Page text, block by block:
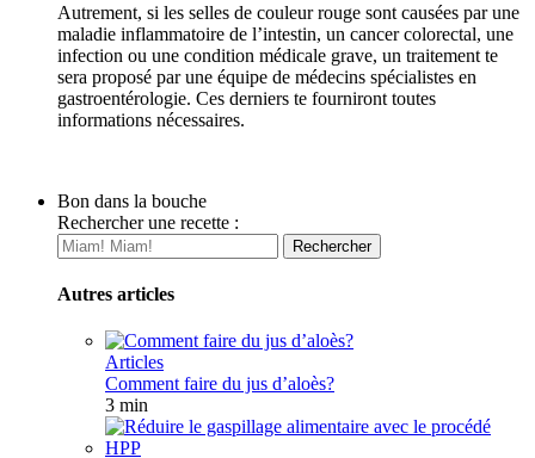
Autrement, si les selles de couleur rouge sont causées par une
maladie inflammatoire de l’intestin, un cancer colorectal, une
infection ou une condition médicale grave, un traitement te
sera proposé par une équipe de médecins spécialistes en
gastroentérologie. Ces derniers te fourniront toutes
informations nécessaires.
Bon dans la bouche
Rechercher une recette :
Autres articles
Articles
Comment faire du jus d’aloès?
3 min